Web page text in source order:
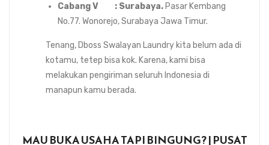
Cabang V : Surabaya. Pasar Kembang
No.77. Wonorejo, Surabaya Jawa Timur.
Tenang, Dboss Swalayan Laundry kita belum ada di
kotamu, tetep bisa kok. Karena, kami bisa
melakukan pengiriman seluruh Indonesia di
manapun kamu berada.
MAU BUKA USAHA TAPI BINGUNG? | PUSAT